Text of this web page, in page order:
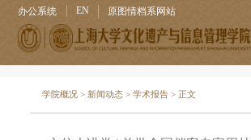
办公系统 EN 原图情档系网站
学院概况 > 新闻动态 >学术报告 > 正文